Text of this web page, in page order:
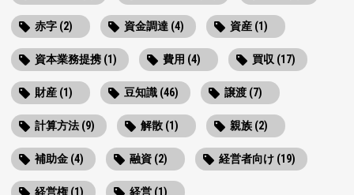
赤字 (2) 資金調達 (4) 資産 (1)
資本業務提携 (1) 費用 (4) 買収 (17)
財産 (1) 豆知識 (46) 譲渡 (7)
計算方法 (9) 解散 (1) 親族 (2)
補助金 (4) 融資 (2) 経営者向け (19)
経営権 (1) 経営 (1)